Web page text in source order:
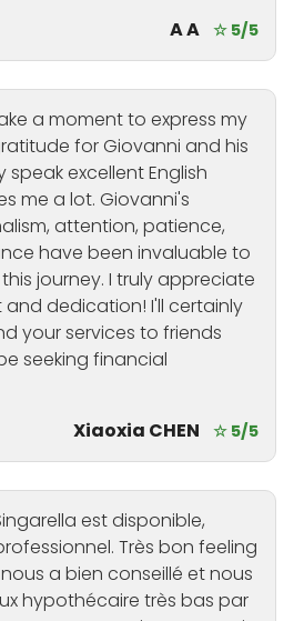
A A ☆ 5/5
a moment to express my
for Giovanni and his
speak excellent English
me a lot. Giovanni's
attention, patience,
have been invaluable to
journey. I truly appreciate
dedication! I'll certainly
your services to friends
seeking financial
Xiaoxia CHEN
☆ 5/5
est disponible,
Très bon feeling
a bien conseillé et nous
hypothécaire très bas par